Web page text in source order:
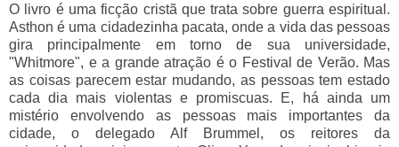
O livro é uma ficção cristã que trata sobre guerra espiritual.
Asthon é uma cidadezinha pacata, onde a vida das pessoas
gira principalmente em torno de sua universidade,
"Whitmore", e a grande atração é o Festival de Verão. Mas
as coisas parecem estar mudando, as pessoas tem estado
cada dia mais violentas e promiscuas. E, há ainda um
mistério envolvendo as pessoas mais importantes da
cidade, o delegado Alf Brummel, os reitores da